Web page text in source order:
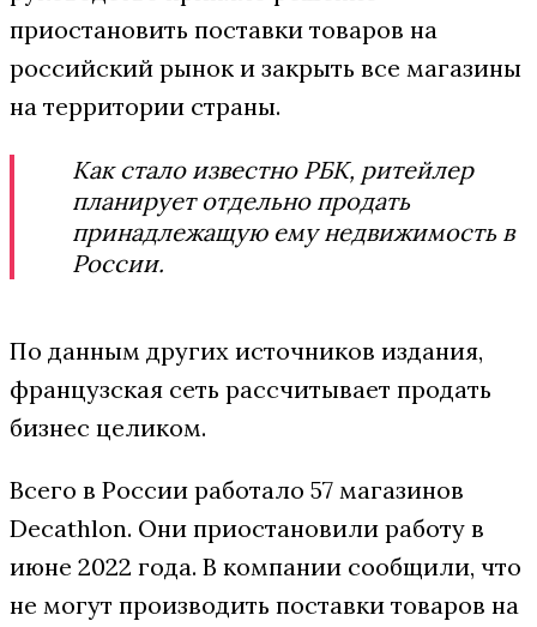
приостановить поставки товаров на
российский рынок и закрыть все магазины
на территории страны.
Как стало известно РБК, ритейлер
планирует отдельно продать
принадлежащую ему недвижимость в
России.
По данным других источников издания,
французская сеть рассчитывает продать
бизнес целиком.
Всего в России работало 57 магазинов
Decathlon. Они приостановили работу в
июне 2022 года. В компании сообщили, что
не могут производить поставки товаров на